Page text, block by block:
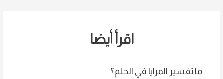
اقرأ أيضا
ما تفسير المرايا في الحلم؟